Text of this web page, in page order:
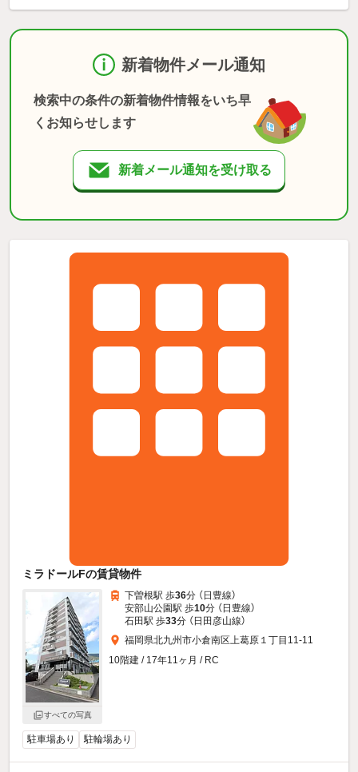
新着物件メール通知
検索中の条件の新着物件情報をいち早
くお知らせします
新着メール通知を受け取る
ミラドールFの賃貸物件
すべての写真
下曽根駅 歩36分 （日豊線）
安部山公園駅 歩10分 （日豊線）
石田駅 歩33分 （日田彦山線）
福岡県北九州市小倉南区上葛原１丁目11-11
10階建 / 17年11ヶ月 / RC
駐車場あり 駐輪場あり